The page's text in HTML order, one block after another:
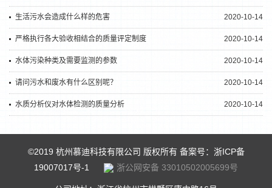
2020-10-14
生活污水会造成什么样的危害
2020-10-14
严格执行各大验收相结合的质量评定制度
2020-10-14
水体污染种类及需要监测的参数
2020-10-14
请问污水和废水有什么区别呢？
2020-10-14
水质分析仪对水体检测的质量分析
©2019 杭州慕迪科技有限公司 版权所有 备案号： 浙ICP备
19007017号-1
浙公网安备 33010502005699号